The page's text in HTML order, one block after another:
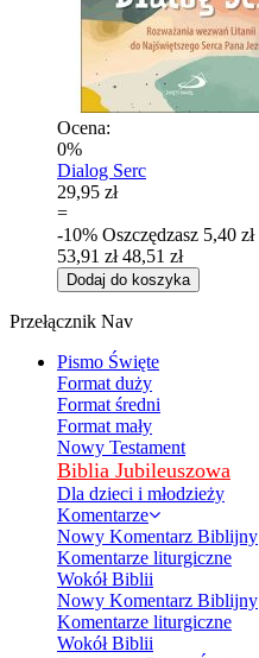
Ocena:
0%
Dialog Serc
29,95 zł
=
-10% Oszczędzasz 5,40 zł
53,91 zł 48,51 zł
Dodaj do koszyka
Przełącznik Nav
Pismo Święte
Format duży
Format średni
Format mały
Nowy Testament
Biblia Jubileuszowa
Dla dzieci i młodzieży
Komentarze
Nowy Komentarz Biblijny
Komentarze liturgiczne
Wokół Biblii
Nowy Komentarz Biblijny
Komentarze liturgiczne
Wokół Biblii